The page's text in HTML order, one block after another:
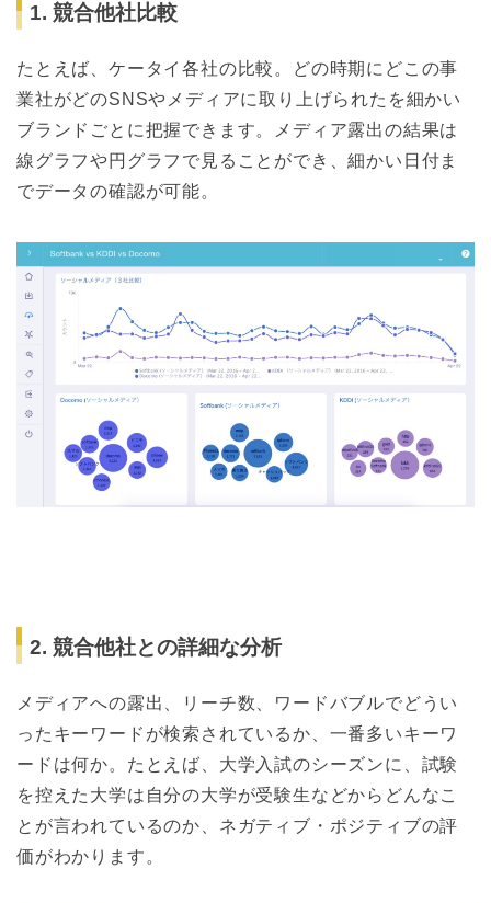
1. 競合他社比較
たとえば、ケータイ各社の比較。どの時期にどこの事
業社がどのSNSやメディアに取り上げられたを細かい
ブランドごとに把握できます。メディア露出の結果は
線グラフや円グラフで見ることができ、細かい日付ま
でデータの確認が可能。
2. 競合他社との詳細な分析
メディアへの露出、リーチ数、ワードバブルでどうい
ったキーワードが検索されているか、一番多いキーワ
ードは何か。たとえば、大学入試のシーズンに、試験
を控えた大学は自分の大学が受験生などからどんなこ
とが言われているのか、ネガティブ・ポジティブの評
価がわかります。